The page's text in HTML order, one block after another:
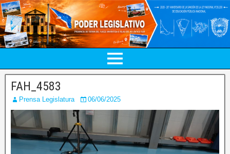
FAH_4583
Prensa Legislatura 06/06/2025